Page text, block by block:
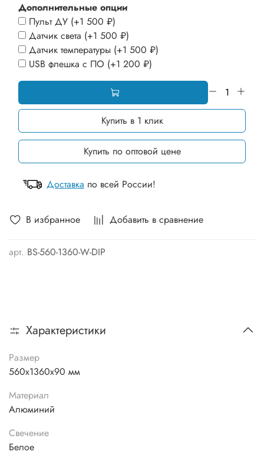
В избранное Добавить в сравнение
арт. BS-560-1360-W-DIP
Дополнительные опции
Пульт ДУ (+1 500 ₽)
Датчик света (+1 500 ₽)
Датчик температуры (+1 500 ₽)
USB флешка с ПО (+1 200 ₽)
Купить в 1 клик
Купить по оптовой цене
Доставка по всей России!
Характеристики
Размер
560х1360х90 мм
Материал
Алюминий
Свечение
Белое